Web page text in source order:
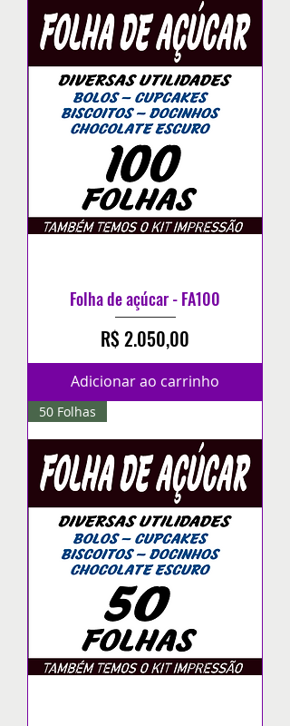
Folha de açúcar - FA100
Preço
R$ 2.050,00
Adicionar ao carrinho
50 Folhas